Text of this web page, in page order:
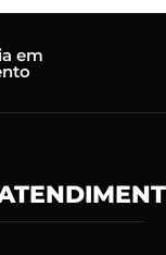
em